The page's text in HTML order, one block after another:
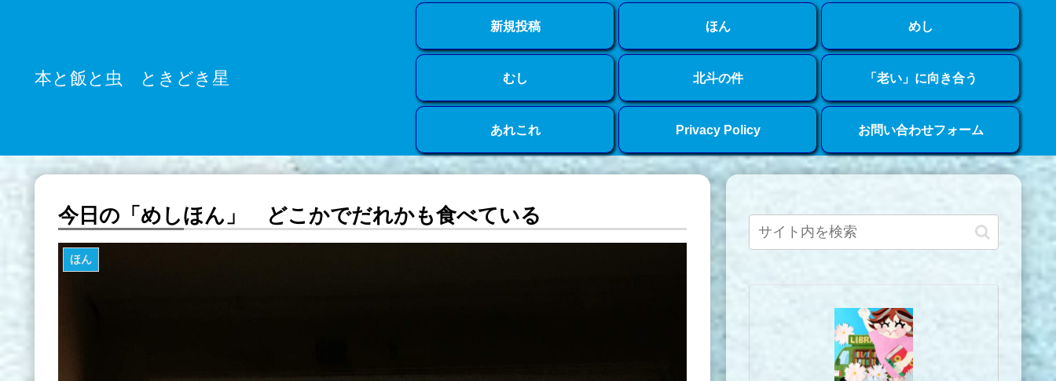
本と飯と虫 ときどき星
新規投稿 ほん めし
むし 北斗の件 「老い」に向き合う
あれこれ Privacy Policy お問い合わせフォーム
今日の「めしほん」 どこかでだれかも食べている
ほん